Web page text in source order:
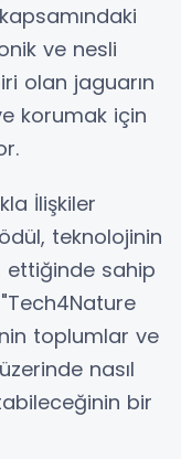
ve nesli
olan jaguarın
korumak için
İlişkiler
teknolojinin
ettiğinde sahip
toplumlar ve
nasıl
bir